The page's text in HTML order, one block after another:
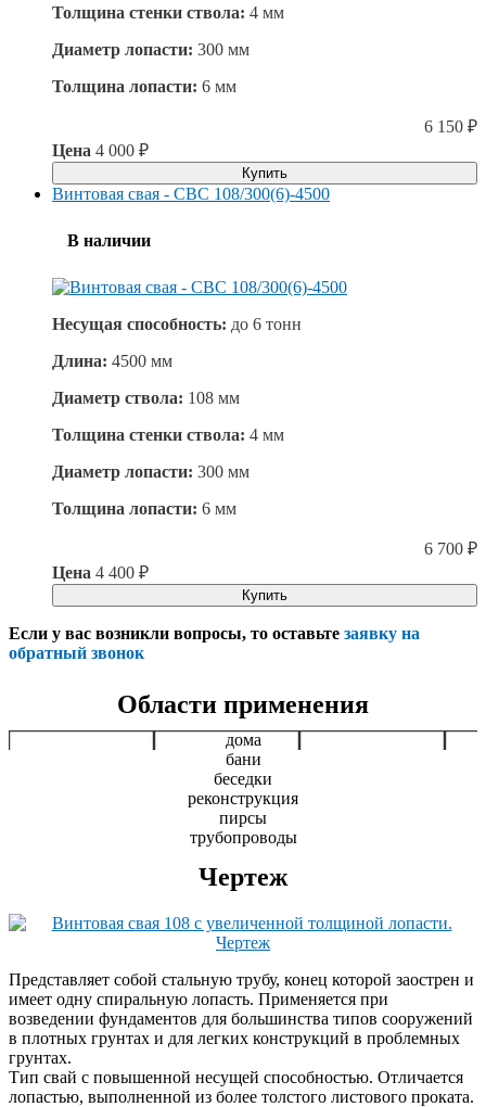
Толщина стенки ствола: 4 мм
Диаметр лопасти: 300 мм
Толщина лопасти: 6 мм
6 150 ₽
Цена 4 000 ₽
Купить
Винтовая свая - СВС 108/300(6)-4500
В наличии
Несущая способность: до 6 тонн
Длина: 4500 мм
Диаметр ствола: 108 мм
Толщина стенки ствола: 4 мм
Диаметр лопасти: 300 мм
Толщина лопасти: 6 мм
6 700 ₽
Цена 4 400 ₽
Купить
Если у вас возникли вопросы, то оставьте заявку на
обратный звонок
Области применения
дома
бани
беседки
реконструкция
пирсы
трубопроводы
Чертеж
Представляет собой стальную трубу, конец которой заострен и
имеет одну спиральную лопасть. Применяется при
возведении фундаментов для большинства типов сооружений
в плотных грунтах и для легких конструкций в проблемных
грунтах.
Тип свай с повышенной несущей способностью. Отличается
лопастью, выполненной из более толстого листового проката.